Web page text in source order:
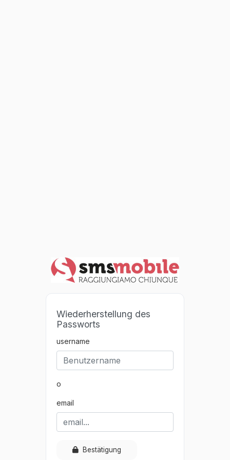
Wiederherstellung des
Passworts
username
o
email
Bestätigung